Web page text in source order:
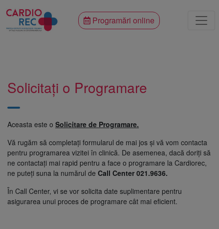
Programări online
Solicitați o Programare
Aceasta este o Solicitare de Programare.
Vă rugăm să completați formularul de mai jos și vă vom contacta
pentru programarea vizitei în clinică. De asemenea, dacă doriți să
ne contactați mai rapid pentru a face o programare la Cardiorec,
ne puteți suna la numărul de Call Center 021.9636.
În Call Center, vi se vor solicita date suplimentare pentru
asigurarea unui proces de programare cât mai eficient.